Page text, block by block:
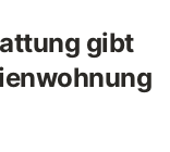
gibt